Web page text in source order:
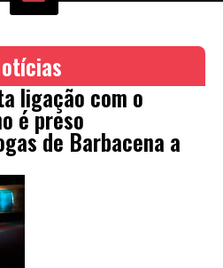
ligação com o
é preso
de Barbacena a